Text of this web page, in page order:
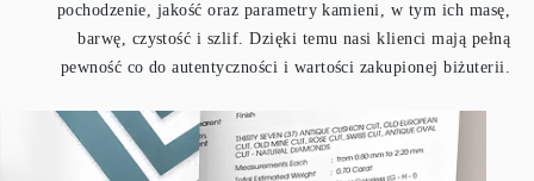
pochodzenie, jakość oraz parametry kamieni, w tym ich masę,
barwę, czystość i szlif. Dzięki temu nasi klienci mają pełną
pewność co do autentyczności i wartości zakupionej biżuterii.